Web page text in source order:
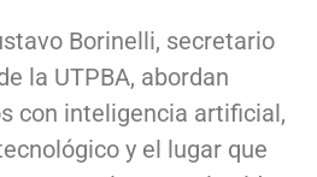
Borinelli, secretario
la UTPBA, abordan
con inteligencia artificial,
y el lugar que